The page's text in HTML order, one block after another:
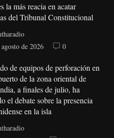
la más reacia en acatar
del Tribunal Constitucional
agosto de 2026
0
de equipos de perforación en
de la zona oriental de
a finales de julio, ha
el debate sobre la presencia
en la isla